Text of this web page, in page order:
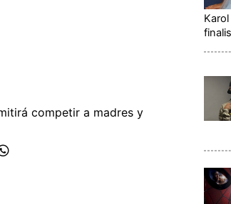
competir a madres y